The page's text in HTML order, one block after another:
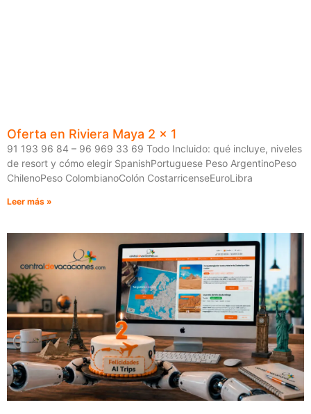
Oferta en Riviera Maya 2 x 1
91 193 96 84 – 96 969 33 69 Todo Incluido: qué incluye, niveles
de resort y cómo elegir SpanishPortuguese Peso ArgentinoPeso
ChilenoPeso ColombianoColón CostarricenseEuroLibra
Leer más »